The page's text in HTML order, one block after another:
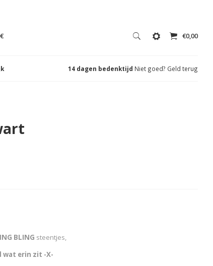
€0,00
14 dagen bedenktijd Niet goed? Geld terug
BLING steentjes,
wat erin zit -X-